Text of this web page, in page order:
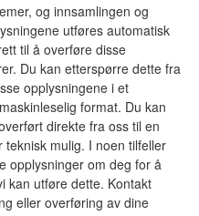
og innsamlingen og
utføres automatisk
til å overføre disse
Du kan etterspørre dette fra
opplysningene i et
format. Du kan
direkte fra oss til en
mulig. I noen tilfeller
opplysninger om deg for å
kan utføre dette. Kontakt
eller overføring av dine